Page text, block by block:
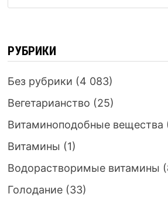
РУБРИКИ
Без рубрики (4 083)
Вегетарианство (25)
Витаминоподобные вещества
Витамины (1)
Водорастворимые витамины
Голодание(33)